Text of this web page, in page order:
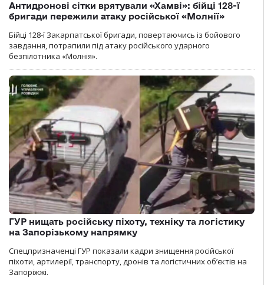
Антидронові сітки врятували «Хамві»: бійці 128-ї
бригади пережили атаку російської «Молнії»
Бійці 128-ї Закарпатської бригади, повертаючись із бойового
завдання, потрапили під атаку російського ударного
безпілотника «Молнія».
ГУР нищать російську піхоту, техніку та логістику
на Запорізькому напрямку
Спецпризначенці ГУР показали кадри знищення російської
піхоти, артилерії, транспорту, дронів та логістичних об’єктів на
Запоріжжі.